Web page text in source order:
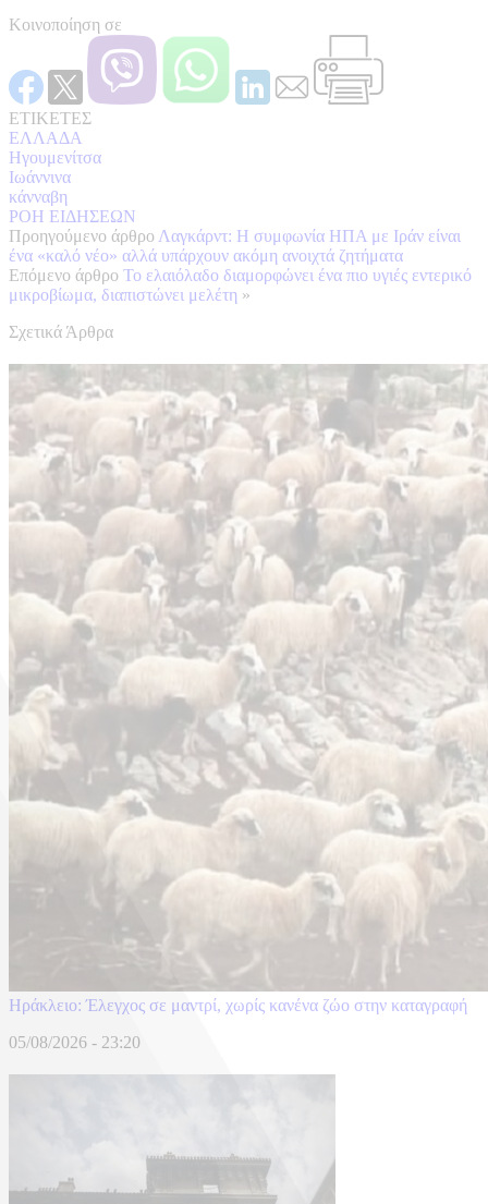
Κοινοποίηση σε
ΕΤΙΚΕΤΕΣ
ΕΛΛΑΔΑ
Ηγουμενίτσα
Ιωάννινα
κάνναβη
ΡΟΗ ΕΙΔΗΣΕΩΝ
Προηγούμενο άρθρο Λαγκάρντ: Η συμφωνία ΗΠΑ με Ιράν είναι
ένα «καλό νέο» αλλά υπάρχουν ακόμη ανοιχτά ζητήματα
Επόμενο άρθρο Το ελαιόλαδο διαμορφώνει ένα πιο υγιές εντερικό
μικροβίωμα, διαπιστώνει μελέτη »
Σχετικά Άρθρα
Ηράκλειο: Έλεγχος σε μαντρί, χωρίς κανένα ζώο στην καταγραφή
05/08/2026 - 23:20